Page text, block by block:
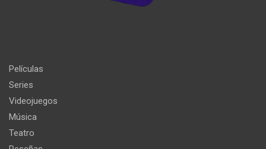
Películas
Series
Videojuegos
Música
Teatro